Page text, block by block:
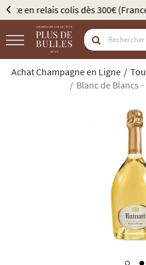
Élu Meilleur Caviste
Achat Champagne en Ligne
Blanc de Blancs